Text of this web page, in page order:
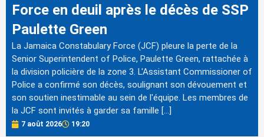
Force en deuil après le décès de SSP
Paulette Green
La Jamaica Constabulary Force (JCF) pleure la perte de la
Senior Superintendent of Police, Paulette Green, rattachée à
la division policière de la zone 3. L'Assistant Commissioner of
Police a confirmé son décès, soulignant son dévouement et
son soutien inestimable au sein de l'équipe. Les membres de
la JCF sont invités à garder sa famille […]
7 août 2026 19:20